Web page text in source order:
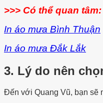
>>> Có thể quan tâm:
In áo mưa Bình Thuận
In áo mưa Đắk Lắk
3. Lý do nên
Đến với Quang Vũ, bạn sẽ